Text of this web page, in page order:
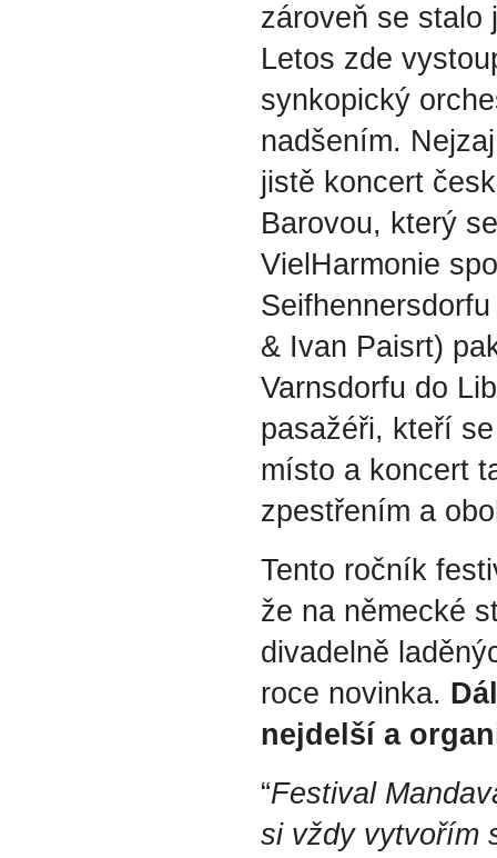
zároveň se stalo
Letos zde
synkopický
nadšením.
jistě koncert
Barovou, který
VielHarmonie
& Ivan Paisrt)
Varnsdorfu do
pasažéři, kteří
místo a koncert
zpestřením a
Tento ročník
že na německé
divadelně
roce novinka.
nejdelší a
“Festival
si vždy vytvořím